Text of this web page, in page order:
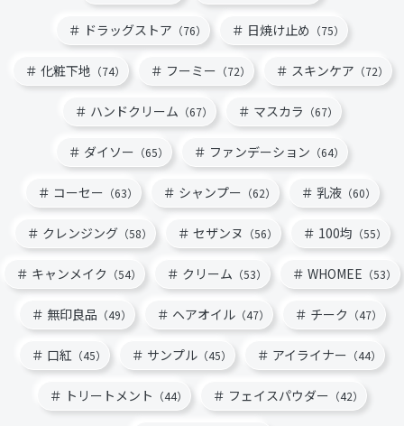
ドラッグストア （76） 日焼け止め （75）
化粧下地 （74） フーミー （72） スキンケア （72）
ハンドクリーム （67） マスカラ （67）
ダイソー （65） ファンデーション （64）
コーセー （63） シャンプー （62） 乳液（60）
クレンジング（58） セザンヌ （56） 100均 （55）
キャンメイク （54） クリーム （53） WHOMEE （53）
無印良品 （49） ヘアオイル（47） チーク （47）
口紅 （45） サンプル （45） アイライナー （44）
トリートメント （44） フェイスパウダー （42）